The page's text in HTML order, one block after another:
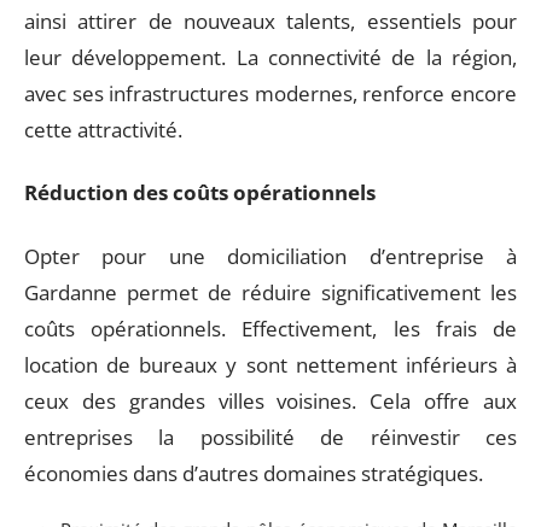
ainsi attirer de nouveaux talents, essentiels pour
leur développement. La connectivité de la région,
avec ses infrastructures modernes, renforce encore
cette attractivité.
Réduction des coûts opérationnels
Opter pour une domiciliation d’entreprise à
Gardanne permet de réduire significativement les
coûts opérationnels. Effectivement, les frais de
location de bureaux y sont nettement inférieurs à
ceux des grandes villes voisines. Cela offre aux
entreprises la possibilité de réinvestir ces
économies dans d’autres domaines stratégiques.